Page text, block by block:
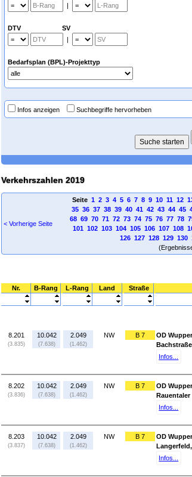
|
DTV SV
|
Bedarfsplan (BPL)-Projekttyp
Infos anzeigen Suchbegriffe hervorheben
Verkehrszahlen 2019
< Vorherige Seite
Seite 1 2 3 4 5 6 7 8 9 10 11 12
35 36 37 38 39 40 41 42 43 44 45
68 69 70 71 72 73 74 75 76 77 78
101 102 103 104 105 106 107 108
126 127 128 129 130
Nr. B-Rang L-Rang Land Straße
8.201
(3.835)
10.042
(7.638)
2.049
(1.462)
NW B 7
OD
Infos...
8.202
(3.836)
10.042
(7.638)
2.049
(1.462)
NW B 7
OD
Rauentaler
Infos...
8.203
(3.837)
10.042
(7.638)
2.049
(1.462)
NW B 7
OD
Infos...